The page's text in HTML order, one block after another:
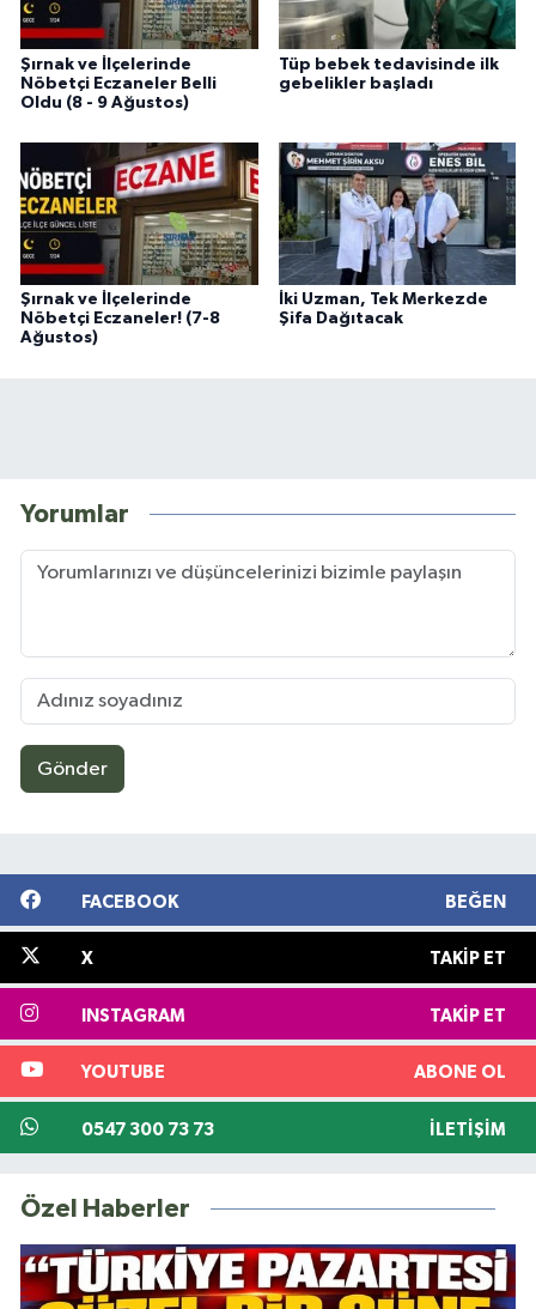
Şırnak ve İlçelerinde
Nöbetçi Eczaneler Belli
Oldu (8 - 9 Ağustos)
Tüp bebek tedavisinde ilk
gebelikler başladı
Şırnak ve İlçelerinde
Nöbetçi Eczaneler! (7-8
Ağustos)
İki Uzman, Tek Merkezde
Şifa Dağıtacak
Yorumlar
Gönder
FACEBOOK BEĞEN
X TAKIP ET
INSTAGRAM TAKIP ET
YOUTUBE ABONE OL
0547 300 73 73 İLETIŞIM
Özel Haberler